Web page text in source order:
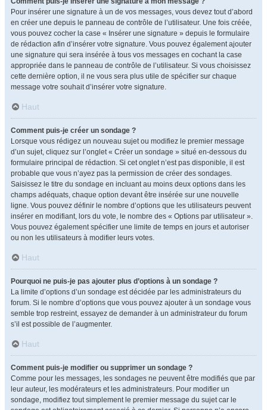
Pour insérer une signature à un de vos messages, vous devez tout d’abord
en créer une depuis le panneau de contrôle de l’utilisateur. Une fois créée,
vous pouvez cocher la case « Insérer une signature » depuis le formulaire
de rédaction afin d’insérer votre signature. Vous pouvez également ajouter
une signature qui sera insérée à tous vos messages en cochant la case
appropriée dans le panneau de contrôle de l’utilisateur. Si vous choisissez
cette dernière option, il ne vous sera plus utile de spécifier sur chaque
message votre souhait d’insérer votre signature.
Haut
Comment puis-je créer un sondage ?
Lorsque vous rédigez un nouveau sujet ou modifiez le premier message
d’un sujet, cliquez sur l’onglet « Créer un sondage » situé en-dessous du
formulaire principal de rédaction. Si cet onglet n’est pas disponible, il est
probable que vous n’ayez pas la permission de créer des sondages.
Saisissez le titre du sondage en incluant au moins deux options dans les
champs adéquats, chaque option devant être insérée sur une nouvelle
ligne. Vous pouvez définir le nombre d’options que les utilisateurs peuvent
insérer en modifiant, lors du vote, le nombre des « Options par utilisateur ».
Vous pouvez également spécifier une limite de temps en jours et autoriser
ou non les utilisateurs à modifier leurs votes.
Haut
Pourquoi ne puis-je pas ajouter plus d’options à un sondage ?
La limite d’options d’un sondage est décidée par les administrateurs du
forum. Si le nombre d’options que vous pouvez ajouter à un sondage vous
semble trop restreint, essayez de demander à un administrateur du forum
s’il est possible de l’augmenter.
Haut
Comment puis-je modifier ou supprimer un sondage ?
Comme pour les messages, les sondages ne peuvent être modifiés que par
leur auteur, les modérateurs et les administrateurs. Pour modifier un
sondage, modifiez tout simplement le premier message du sujet car le